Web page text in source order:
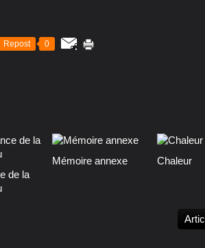
Repost 0
de la
Mémoire annexe Chaleur